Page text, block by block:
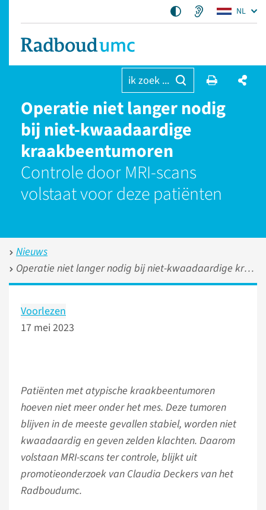
NL
ik zoek ...
Operatie niet langer nodig
bij niet-kwaadaardige
kraakbeentumoren
Controle door MRI-scans
volstaat voor deze patiënten
Nieuws
Operatie niet langer nodig bij niet-kwaadaardige kraakbeentumoren
Voorlezen
17 mei 2023
Patiënten met atypische kraakbeentumoren
hoeven niet meer onder het mes. Deze tumoren
blijven in de meeste gevallen stabiel, worden niet
kwaadaardig en geven zelden klachten. Daarom
volstaan MRI-scans ter controle, blijkt uit
promotieonderzoek van Claudia Deckers van het
Radboudumc.